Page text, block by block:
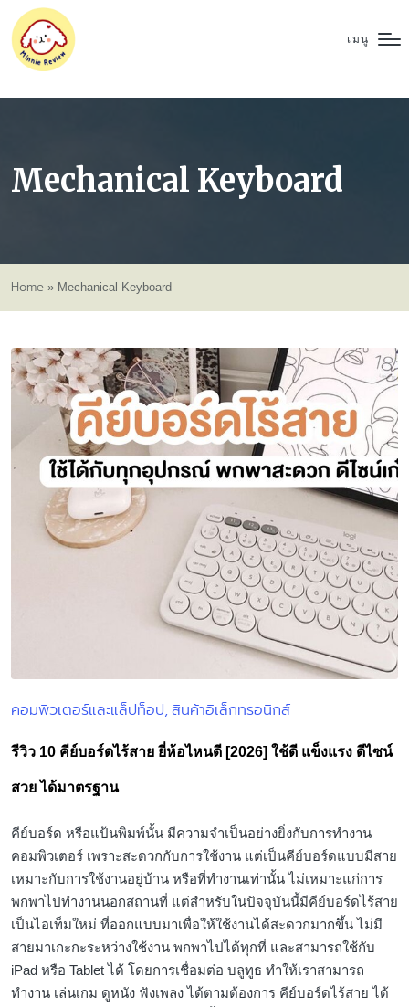
เมนู
Mechanical Keyboard
Home » Mechanical Keyboard
Posted
คอมพิวเตอร์และแล็ปท็อป สินค้าอิเล็กทรอนิกส์
รีวิว 10 คีย์บอร์ดไร้สาย ยี่ห้อไหนดี [2026] ใช้ดี แข็งแรง ดีไซน์
สวย ได้มาตรฐาน
คีย์บอร์ด หรือแป้นพิมพ์นั้น มีความจำเป็นอย่างยิ่งกับการทำงาน
คอมพิวเตอร์ เพราะสะดวกกับการใช้งาน แต่เป็นคีย์บอร์ดแบบมีสาย
เหมาะกับการใช้งานอยู่บ้าน หรือที่ทำงานเท่านั้น ไม่เหมาะแก่การ
พกพาไปทำงานนอกสถานที่ แต่สำหรับในปัจจุบันนี้มีคีย์บอร์ดไร้สาย
เป็นไอเท็มใหม่ ที่ออกแบบมาเพื่อให้ใช้งานได้สะดวกมากขึ้น ไม่มี
สายมาเกะกะระหว่างใช้งาน พกพาไปได้ทุกที่ และสามารถใช้กับ
iPad หรือ Tablet ได้ โดยการเชื่อมต่อ บลูทูธ ทำให้เราสามารถ
ทำงาน เล่นเกม ดูหนัง ฟังเพลง ได้ตามต้องการ คีย์บอร์ดไร้สาย ได้